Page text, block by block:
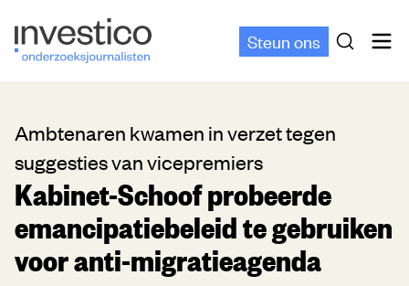
Steun ons
Ambtenaren kwamen in verzet tegen
suggesties van vicepremiers
Kabinet-Schoof probeerde
emancipatiebeleid te gebruiken
voor anti-migratieagenda